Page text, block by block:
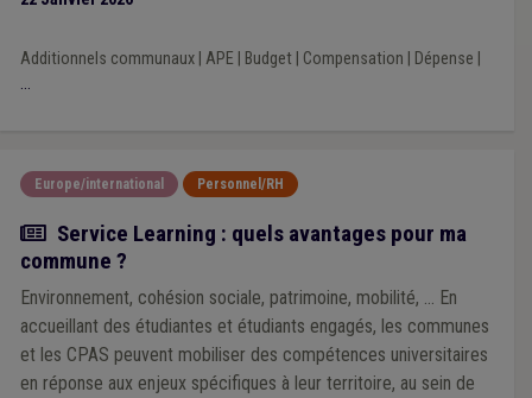
Additionnels communaux| APE Budget| Compensation Dépense
...
Europe/international Personnel/RH
Actualité
Service Learning : quels avantages pour ma
commune ?
Environnement, cohésion sociale, patrimoine, mobilité, ... En
accueillant des étudiantes et étudiants engagés, les communes
et les CPAS peuvent mobiliser des compétences universitaires
en réponse aux enjeux spécifiques à leur territoire, au sein de